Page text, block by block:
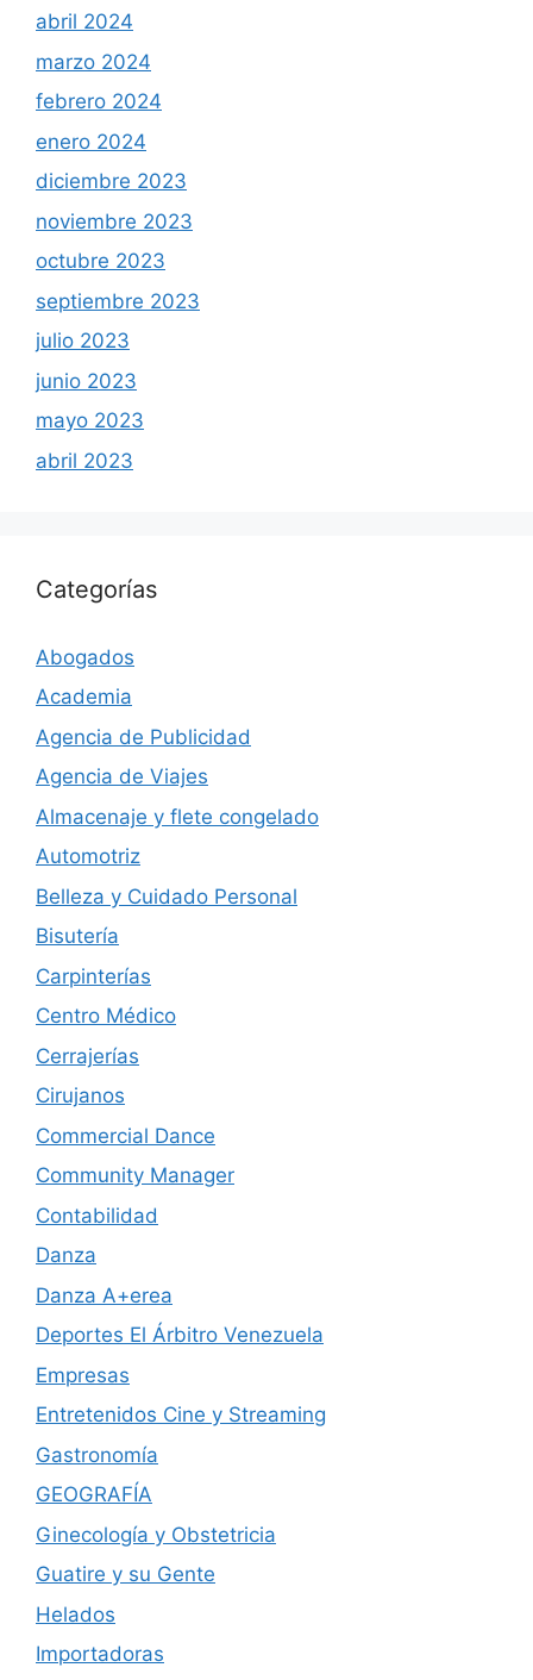
abril 2024
marzo 2024
febrero 2024
enero 2024
diciembre 2023
noviembre 2023
octubre 2023
septiembre 2023
julio 2023
junio 2023
mayo 2023
abril 2023
Categorías
Abogados
Academia
Agencia de Publicidad
Agencia de Viajes
Almacenaje y flete congelado
Automotriz
Belleza y Cuidado Personal
Bisutería
Carpinterías
Centro Médico
Cerrajerías
Cirujanos
Commercial Dance
Community Manager
Contabilidad
Danza
Danza A+erea
Deportes El Árbitro Venezuela
Empresas
Entretenidos Cine y Streaming
Gastronomía
GEOGRAFÍA
Ginecología y Obstetricia
Guatire y su Gente
Helados
Importadoras